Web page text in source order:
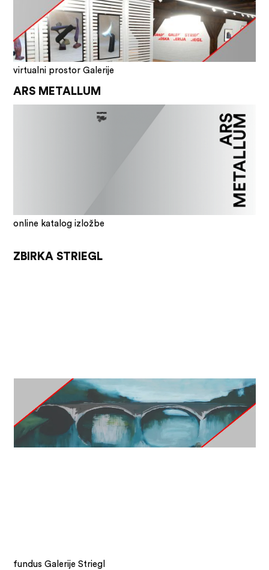
virtualni prostor Galerije
ARS METALLUM
online katalog izložbe
ZBIRKA STRIEGL
fundus Galerije Striegl